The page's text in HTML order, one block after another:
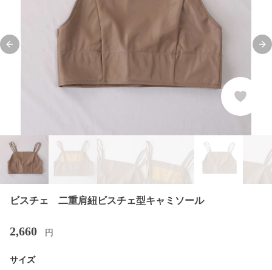
Previous slide
ビスチェ 二重肩紐ビスチェ型キャミソール
2,660 円
サイズ